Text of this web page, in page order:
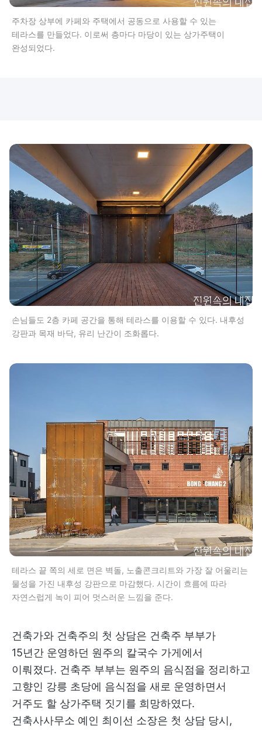
주차장 상부에 카페와 주택에서 공동으로 사용할 수 있는
테라스를 만들었다. 이로써 층마다 마당이 있는 상가주택이
완성되었다.
손님들도 2층 카페 공간을 통해 테라스를 이용할 수 있다. 내후성
강판과 목재 바닥, 유리 난간이 조화롭다.
테라스 끝 쪽의 세로 면은 벽돌, 노출콘크리트와 가장 잘 어울리는
물성을 가진 내후성 강판으로 마감했다. 시간이 흐름에 따라
자연스럽게 녹이 피어 멋스러운 느낌을 준다.
건축가와 건축주의 첫 상담은 건축주 부부가
15년간 운영하던 원주의 칼국수 가게에서
이뤄졌다. 건축주 부부는 원주의 음식점을 정리하고
고향인 강릉 초당에 음식점을 새로 운영하면서
거주도 할 상가주택 짓기를 희망하였다.
건축사사무소 예인 최이선 소장은 첫 상담 당시,